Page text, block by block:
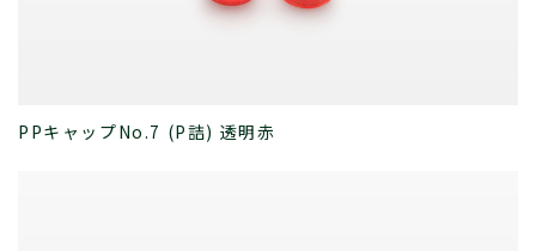
PPキャップNo.7 (P詰) 透明赤